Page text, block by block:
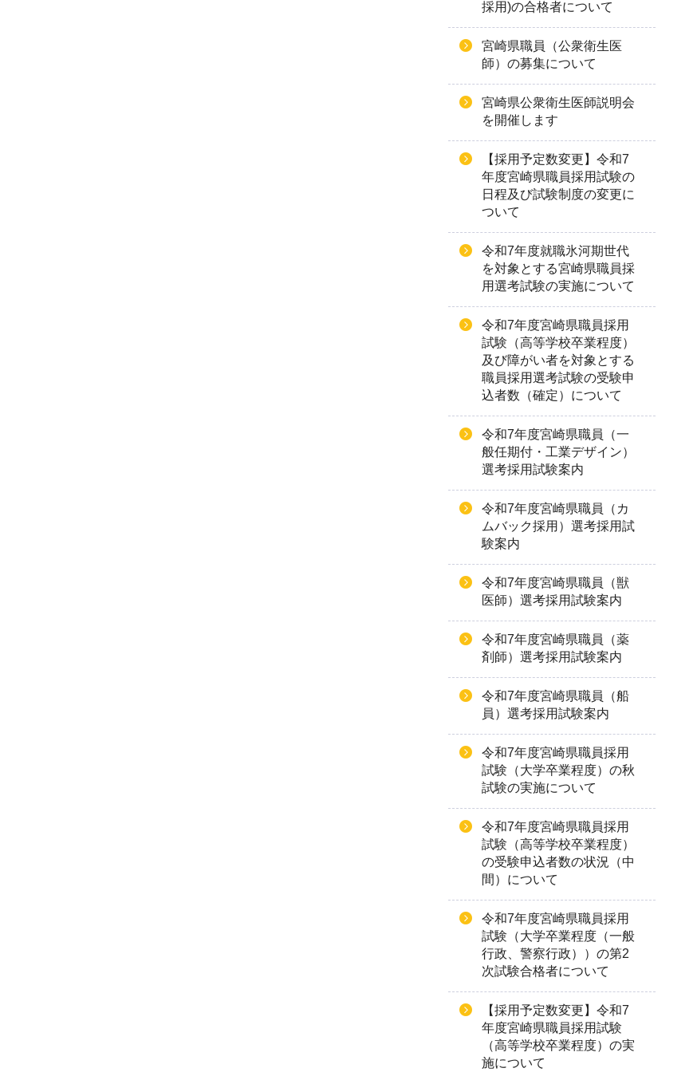
採用)の合格者について
宮崎県職員（公衆衛生医
師）の募集について
宮崎県公衆衛生医師説明会
を開催します
【採用予定数変更】令和7
年度宮崎県職員採用試験の
日程及び試験制度の変更に
ついて
令和7年度就職氷河期世代
を対象とする宮崎県職員採
用選考試験の実施について
令和7年度宮崎県職員採用
試験（高等学校卒業程度）
及び障がい者を対象とする
職員採用選考試験の受験申
込者数（確定）について
令和7年度宮崎県職員（一
般任期付・工業デザイン）
選考採用試験案内
令和7年度宮崎県職員（カ
ムバック採用）選考採用試
験案内
令和7年度宮崎県職員（獣
医師）選考採用試験案内
令和7年度宮崎県職員（薬
剤師）選考採用試験案内
令和7年度宮崎県職員（船
員）選考採用試験案内
令和7年度宮崎県職員採用
試験（大学卒業程度）の秋
試験の実施について
令和7年度宮崎県職員採用
試験（高等学校卒業程度）
の受験申込者数の状況（中
間）について
令和7年度宮崎県職員採用
試験（大学卒業程度（一般
行政、警察行政））の第2
次試験合格者について
【採用予定数変更】令和7
年度宮崎県職員採用試験
（高等学校卒業程度）の実
施について